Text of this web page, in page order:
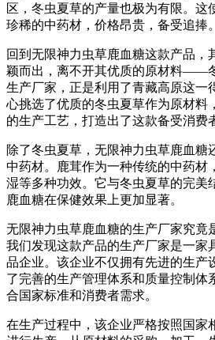
区，冬虫夏草的产量也极为有限。这
珍稀的中药材，价格昂贵，备受追捧。
回到无限神力虫草鹿血糖这款产品，
颖而出，离不开其优质的原材料——
生产厂家，正是利用了青藏高原这一
心挑选了优质的冬虫夏草作为原材料
的生产工艺，打造出了这款备受消费
除了冬虫夏草，无限神力虫草鹿血糖
中药材。鹿茸作为一种传统的中药材
湿等多种功效。它与冬虫夏草的完美
鹿血糖在保健效果上更加显著。
无限神力虫草鹿血糖的生产厂家究竟
我们发现这款产品的生产厂家是一家
品企业。该企业不仅拥有先进的生产
了完善的生产管理体系和质量控制体
合国家标准和消费者需求。
在生产过程中，该企业严格按照国家